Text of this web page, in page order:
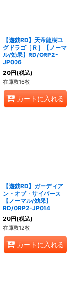
【遊戯RD】天帝龍樹ユ
グドラゴ［Ｒ］【ノーマ
ル/効果】RD/ORP2-
JP006
20円(税込)
在庫数16枚
カートに入れる
【遊戯RD】ガーディア
ン・オブ・サイバース
【ノーマル/効果】
RD/ORP2-JP014
20円(税込)
在庫数12枚
カートに入れる